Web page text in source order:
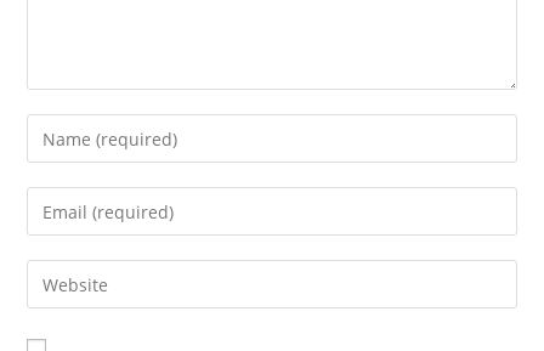
CONTACT US